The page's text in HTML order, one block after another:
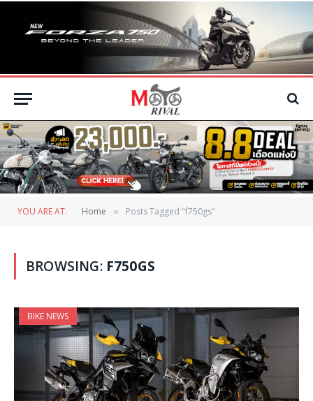
YOU ARE AT: Home » Posts Tagged "f750gs"
BROWSING: F750GS
BIKE NEWS